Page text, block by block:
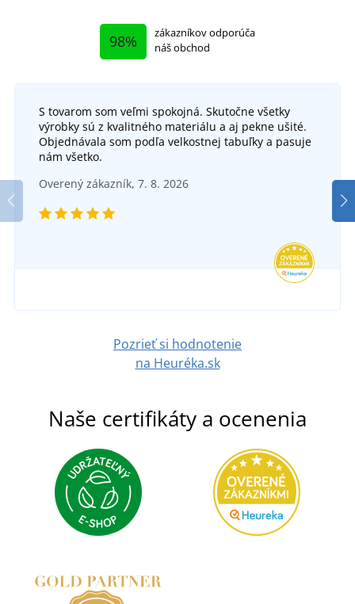
98%
zákazníkov odporúča
náš obchod
S tovarom som veľmi spokojná. Skutočne všetky
výrobky sú z kvalitného materiálu a aj pekne ušité.
Objednávala som podľa velkostnej tabuľky a pasuje
nám všetko.
Overený zákazník, 7. 8. 2026
Pozrieť si hodnotenie
na Heuréka.sk
Naše certifikáty a ocenenia